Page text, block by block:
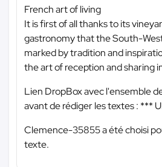
French art of living
It is first of all thanks to its
gastronomy that the South-
marked by tradition and
the art of reception and sharing
Lien DropBox avec l'ensemble
avant de rédiger les textes : ***
Clemence-35855 a été choisi
texte.